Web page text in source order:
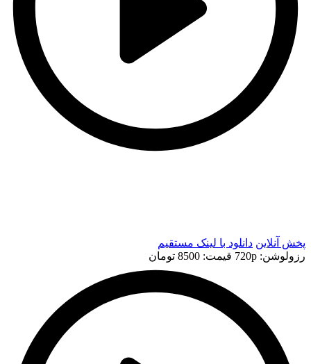
پخش آنلاین دانلود با لينک مستقيم
رزولوشن: 720p
قيمت: 8500 تومان